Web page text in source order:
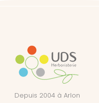
Depuis 2004 à Arlon